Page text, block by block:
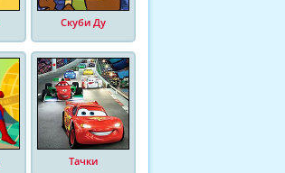
Скуби Ду
Тачки